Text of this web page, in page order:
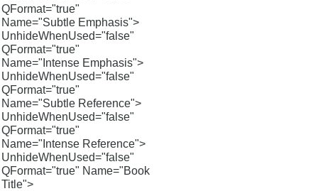
QFormat="true"
Name="Subtle Emphasis">
UnhideWhenUsed="false"
QFormat="true"
Name="Intense Emphasis">
UnhideWhenUsed="false"
QFormat="true"
Name="Subtle Reference">
UnhideWhenUsed="false"
QFormat="true"
Name="Intense Reference">
UnhideWhenUsed="false"
QFormat="true" Name="Book
Title">